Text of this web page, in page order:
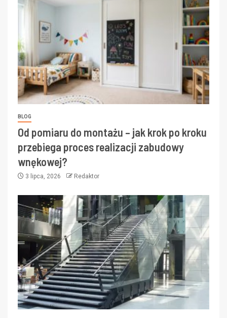
BLOG
Od pomiaru do montażu – jak krok po kroku
przebiega proces realizacji zabudowy
wnękowej?
3 lipca, 2026 Redaktor